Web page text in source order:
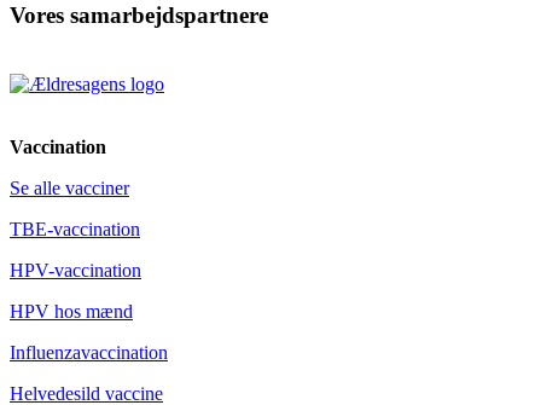
Vores samarbejdspartnere
Vaccination
Se alle vacciner
TBE-vaccination
HPV-vaccination
HPV hos mænd
Influenzavaccination
Helvedesild vaccine